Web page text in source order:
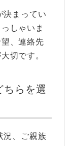
決まってい
しゃいま
、連絡先
切です。
ちらを選
況、ご親族